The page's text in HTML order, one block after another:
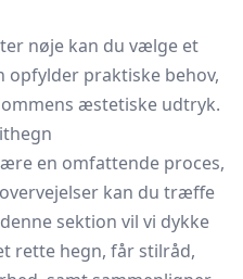
nøje kan du vælge et
opfylder praktiske behov,
æstetiske udtryk.
en omfattende proces,
kan du træffe
sektion vil vi dykke
rette hegn, får stilråd,